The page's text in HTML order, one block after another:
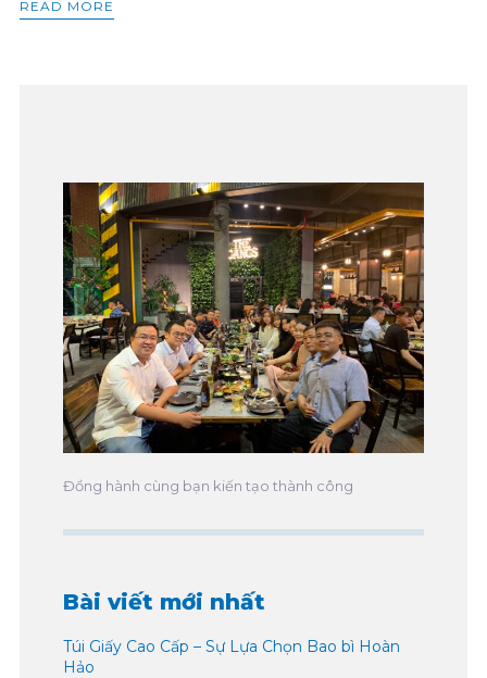
READ MORE
Đồng hành cùng bạn kiến tạo thành công
Bài viết mới nhất
Túi Giấy Cao Cấp – Sự Lựa Chọn Bao bì Hoàn
Hảo